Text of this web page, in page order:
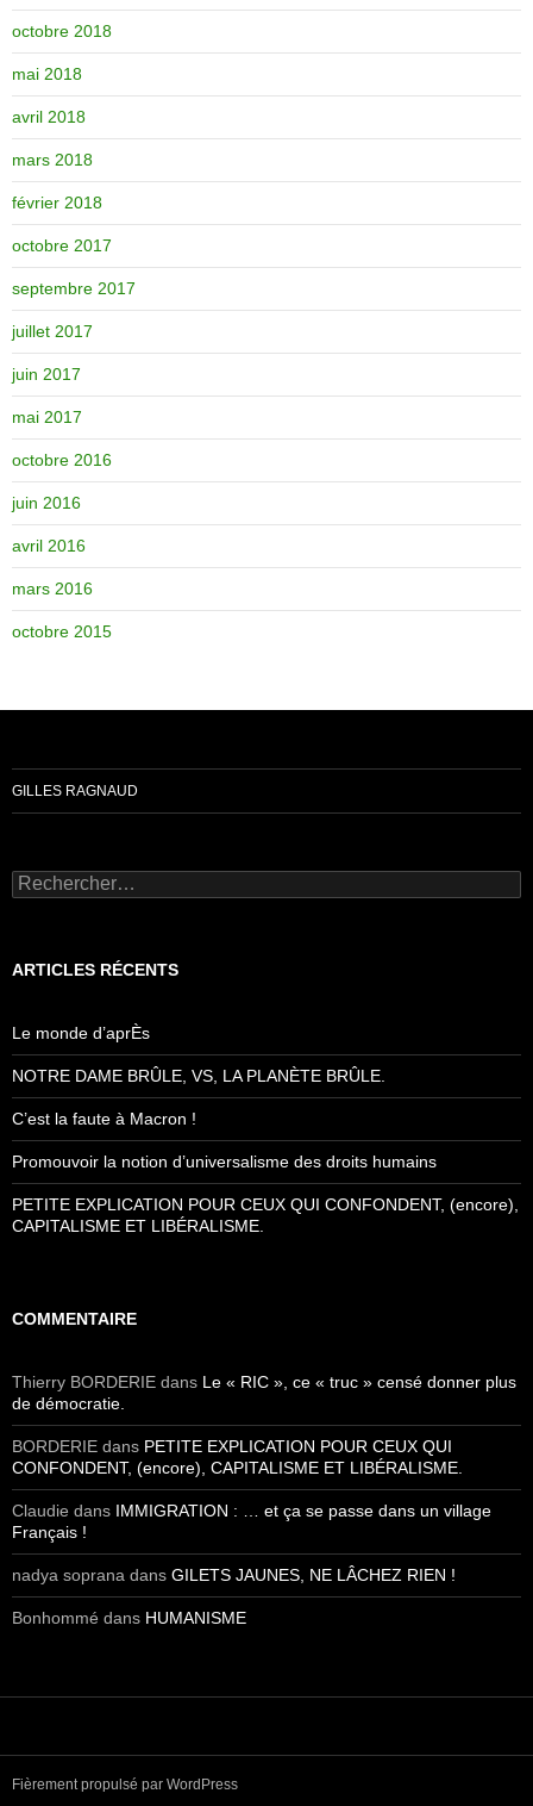
octobre 2018
mai 2018
avril 2018
mars 2018
février 2018
octobre 2017
septembre 2017
juillet 2017
juin 2017
mai 2017
octobre 2016
juin 2016
avril 2016
mars 2016
octobre 2015
GILLES RAGNAUD
Rechercher :
ARTICLES RÉCENTS
Le monde d’aprÈs
NOTRE DAME BRÛLE, VS, LA PLANÈTE BRÛLE.
C’est la faute à Macron !
Promouvoir la notion d’universalisme des droits humains
PETITE EXPLICATION POUR CEUX QUI CONFONDENT, (encore),
CAPITALISME ET LIBÉRALISME.
COMMENTAIRE
Thierry BORDERIE dans Le « RIC », ce « truc » censé donner plus
de démocratie.
BORDERIE dans PETITE EXPLICATION POUR CEUX QUI
CONFONDENT, (encore), CAPITALISME ET LIBÉRALISME.
Claudie dans IMMIGRATION : … et ça se passe dans un village
Français !
nadya soprana dans GILETS JAUNES, NE LÂCHEZ RIEN !
Bonhommé dans HUMANISME
Fièrement propulsé par WordPress